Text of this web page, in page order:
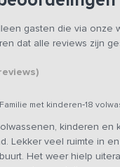
gasten die via
dat alle reviews zijn
)
Familie met kinderen-18
kinderen
Lekker veel ruimte in
Het weer hielp